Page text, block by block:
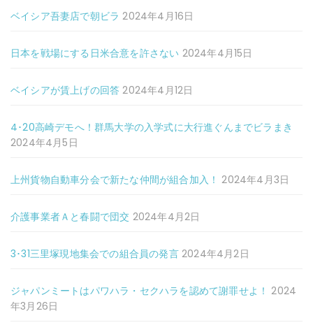
ベイシア吾妻店で朝ビラ 2024年4月16日
日本を戦場にする日米合意を許さない 2024年4月15日
ベイシアが賃上げの回答 2024年4月12日
4･20高崎デモへ！群馬大学の入学式に大行進ぐんまでビラまき
2024年4月5日
上州貨物自動車分会で新たな仲間が組合加入！ 2024年4月3日
介護事業者Ａと春闘で団交 2024年4月2日
3･31三里塚現地集会での組合員の発言 2024年4月2日
ジャパンミートはパワハラ・セクハラを認めて謝罪せよ！ 2024
年3月26日